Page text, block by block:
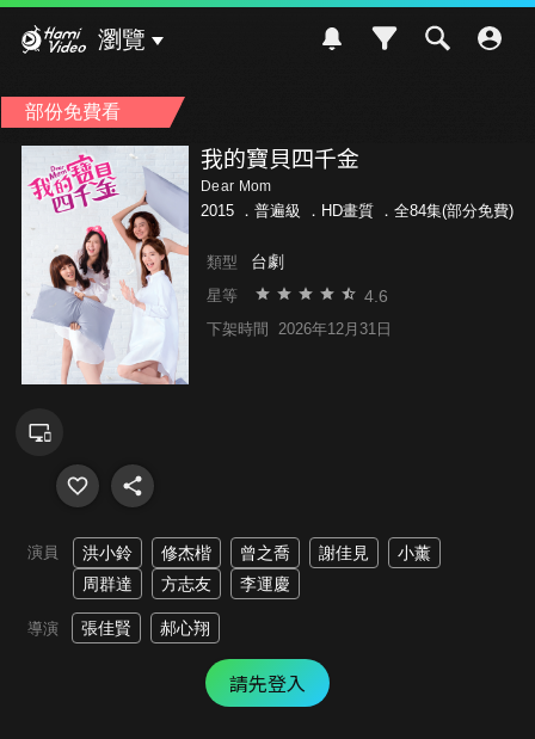
瀏覽
部份免費看
我的寶貝四千金
Dear Mom
2015 ． 普遍級 ．HD畫質 ．全84集(部分免費)
類型 台劇
星等 4.6
下架時間 2026年12月31日
演員 洪小鈴 修杰楷 曾之喬 謝佳見
小薰
周群達
方志友 李運慶
導演 張佳賢 郝心翔
請先登入